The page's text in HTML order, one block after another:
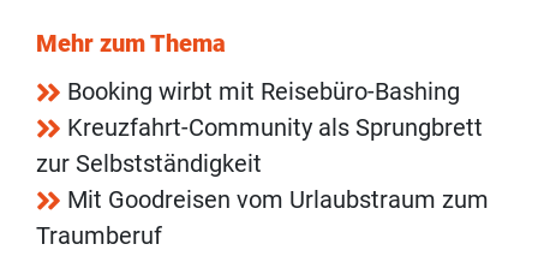
Mehr zum Thema
Booking wirbt mit Reisebüro-Bashing
Kreuzfahrt-Community als Sprungbrett
zur Selbstständigkeit
Mit Goodreisen vom Urlaubstraum zum
Traumberuf